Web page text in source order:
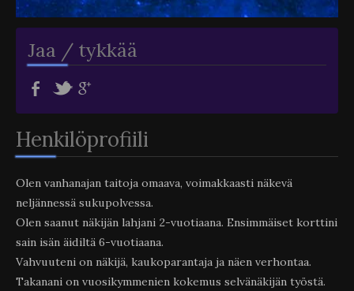
Jaa / tykkää
Henkilöprofiili
Olen vanhanajan taitoja omaava, voimakkaasti näkevä
neljännessä sukupolvessa.
Olen saanut näkijän lahjani 2-vuotiaana. Ensimmäiset korttini
sain isän äidiltä 6-vuotiaana.
Vahvuuteni on näkijä, kaukoparantaja ja näen verhontaa.
Takanani on vuosikymmenien kokemus selvänäkijän työstä.